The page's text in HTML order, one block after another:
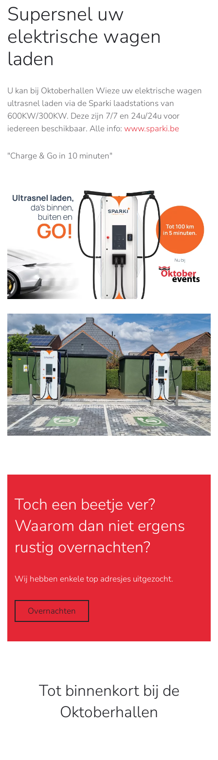
Supersnel uw
elektrische wagen
laden
U kan bij Oktoberhallen Wieze uw elektrische wagen
ultrasnel laden via de Sparki laadstations van
600KW/300KW. Deze zijn 7/7 en 24u/24u voor
iedereen beschikbaar. Alle info: www.sparki.be
"Charge & Go in 10 minuten"
Toch een beetje ver?
Waarom dan niet ergens
rustig overnachten?
Wij hebben enkele top adresjes uitgezocht.
Overnachten
Tot binnenkort bij de
Oktoberhallen